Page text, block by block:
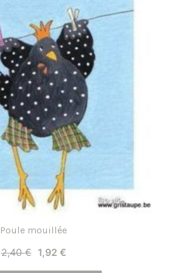
Poule mouillée
2,40€ Le
1,92 €Le